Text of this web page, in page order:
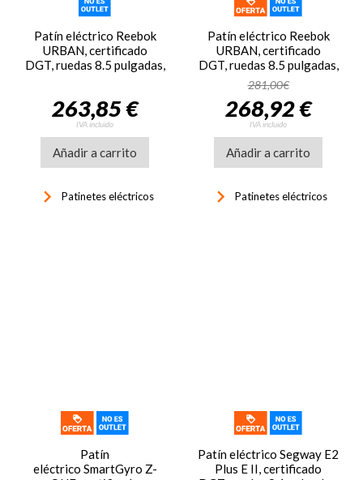
Patín eléctrico Reebok
URBAN, certificado
DGT, ruedas 8.5 pulgadas,
km, velocidad 25 km/h,
patinete azul
263,85 €
IVA incluido
Añadir a carrito
keyboard_arrow_right Patinetes eléctricos
Patín eléctrico Reebok
URBAN, certificado
DGT, ruedas 8.5 pulgadas,
350W, batería lítio 36V,
7800 mAh, autonomía 30
km, velocidad 25 km/h,
patinete gris
281,00€
268,92 €
IVA incluido
Añadir a carrito
keyboard_arrow_right Patinetes eléctricos
Patín
eléctrico SmartGyro Z-
Patín eléctrico Segway E2
Plus E II, certificado